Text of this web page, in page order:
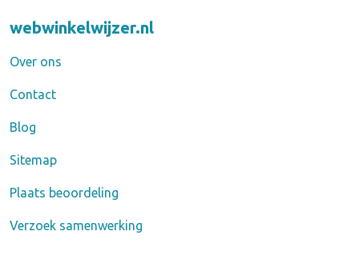
webwinkelwijzer.nl
Over ons
Contact
Blog
Sitemap
Plaats beoordeling
Verzoek samenwerking